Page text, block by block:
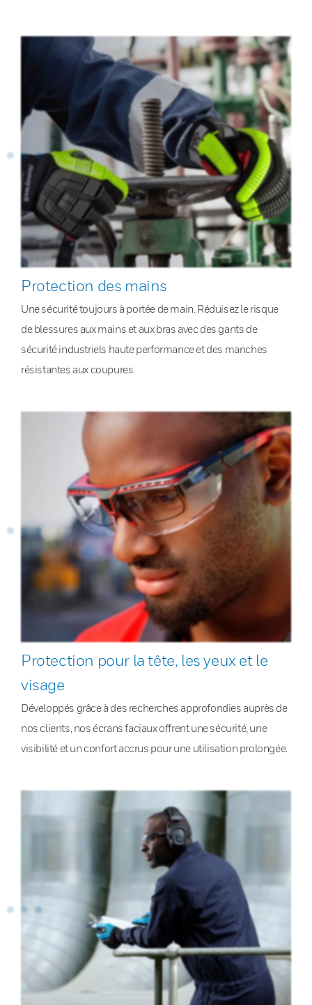
Protection des mains
Une sécurité toujours à portée de main. Réduisez le risque
de blessures aux mains et aux bras avec des gants de
sécurité industriels haute performance et des manches
résistantes aux coupures.
Protection pour la tête, les yeux et le
visage
Développés grâce à des recherches approfondies auprès de
nos clients, nos écrans faciaux offrent une sécurité, une
visibilité et un confort accrus pour une utilisation prolongée.